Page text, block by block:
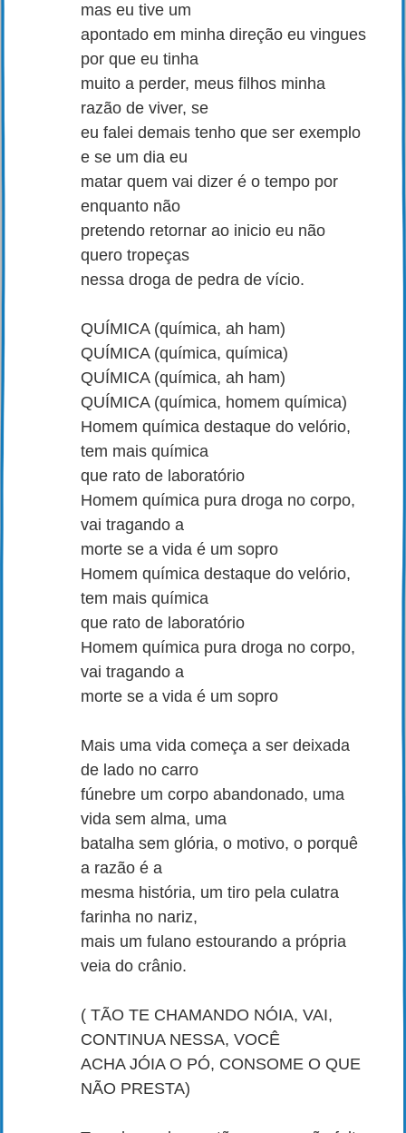
mas eu tive um
apontado em minha direção eu vingues
por que eu tinha
muito a perder, meus filhos minha
razão de viver, se
eu falei demais tenho que ser exemplo
e se um dia eu
matar quem vai dizer é o tempo por
enquanto não
pretendo retornar ao inicio eu não
quero tropeças
nessa droga de pedra de vício.
QUÍMICA (química, ah ham)
QUÍMICA (química, química)
QUÍMICA (química, ah ham)
QUÍMICA (química, homem química)
Homem química destaque do velório,
tem mais química
que rato de laboratório
Homem química pura droga no corpo,
vai tragando a
morte se a vida é um sopro
Homem química destaque do velório,
tem mais química
que rato de laboratório
Homem química pura droga no corpo,
vai tragando a
morte se a vida é um sopro
Mais uma vida começa a ser deixada
de lado no carro
fúnebre um corpo abandonado, uma
vida sem alma, uma
batalha sem glória, o motivo, o porquê
a razão é a
mesma história, um tiro pela culatra
farinha no nariz,
mais um fulano estourando a própria
veia do crânio.
( TÃO TE CHAMANDO NÓIA, VAI,
CONTINUA NESSA, VOCÊ
ACHA JÓIA O PÓ, CONSOME O QUE
NÃO PRESTA)